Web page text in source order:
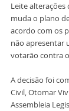
Leite alterações
muda o plano
acordo com os
não apresentar
votarão contra
A decisão foi
Civil, Otomar
Assembleia